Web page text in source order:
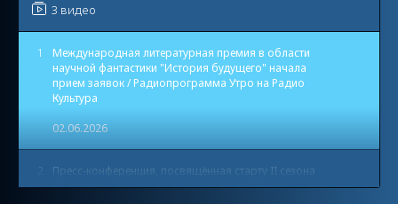
3 видео
1
Международная литературная премия в области
научной фантастики "История будущего" начала
прием заявок / Радиопрограмма Утро на Радио
Культура
02.06.2026
2
Пресс-конференция, посвящённая старту II сезона
премии «История будущего»